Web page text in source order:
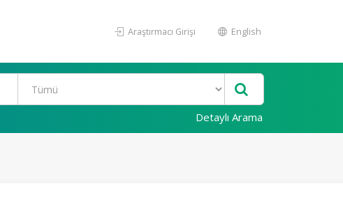
Araştırmacı Girişi English
Detaylı Arama